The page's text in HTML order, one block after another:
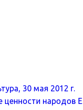
30 мая 2012 г.
ценности народов